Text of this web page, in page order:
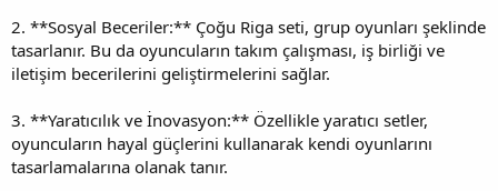
2. **Sosyal Beceriler:** Çoğu Riga seti, grup oyunları şeklinde
tasarlanır. Bu da oyuncuların takım çalışması, iş birliği ve
iletişim becerilerini geliştirmelerini sağlar.
3. **Yaratıcılık ve İnovasyon:** Özellikle yaratıcı setler,
oyuncuların hayal güçlerini kullanarak kendi oyunlarını
tasarlamalarına olanak tanır.